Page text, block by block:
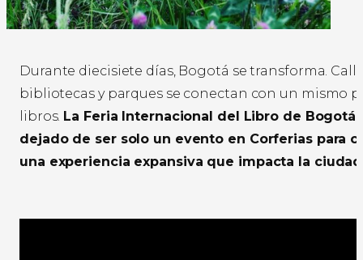
Durante diecisiete días, Bogotá se transforma.
bibliotecas y parques se conectan con un mismo
libros. La Feria Internacional del Libro de Bogotá
dejado de ser solo un evento en Corferias para
una experiencia expansiva que impacta la